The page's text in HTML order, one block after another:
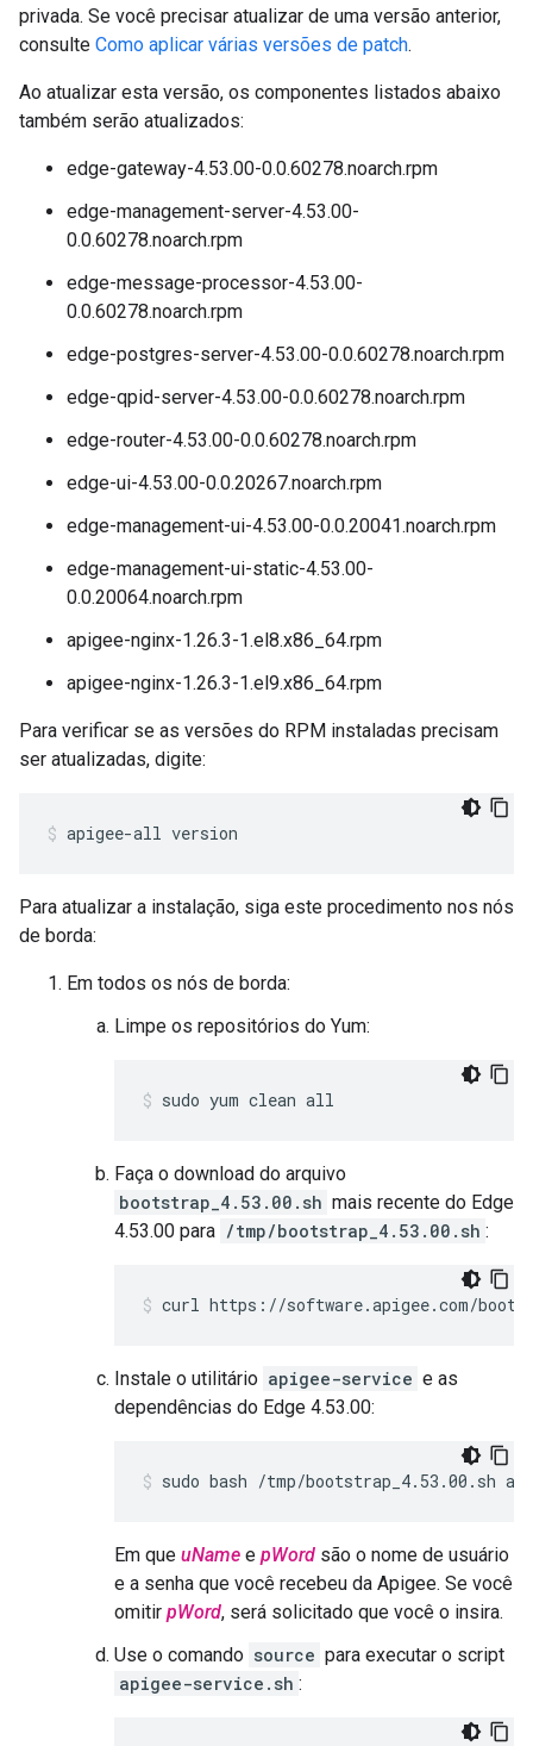
privada. Se você precisar atualizar de uma versão anterior,
consulte Como aplicar várias versões de patch.
Ao atualizar esta versão, os componentes listados abaixo
também serão atualizados:
edge-gateway-4.53.00-0.0.60278.noarch.rpm
edge-management-server-4.53.00-
0.0.60278.noarch.rpm
edge-message-processor-4.53.00-
0.0.60278.noarch.rpm
edge-postgres-server-4.53.00-0.0.60278.noarch.rpm
edge-qpid-server-4.53.00-0.0.60278.noarch.rpm
edge-router-4.53.00-0.0.60278.noarch.rpm
edge-ui-4.53.00-0.0.20267.noarch.rpm
edge-management-ui-4.53.00-0.0.20041.noarch.rpm
edge-management-ui-static-4.53.00-
0.0.20064.noarch.rpm
apigee-nginx-1.26.3-1.el8.x86_64.rpm
apigee-nginx-1.26.3-1.el9.x86_64.rpm
Para verificar se as versões do RPM instaladas precisam
ser atualizadas, digite:
apigee-all version
Para atualizar a instalação, siga este procedimento nos nós
de borda:
Em todos os nós de borda:
Limpe os repositórios do Yum:
sudo yum clean all
Faça o download do arquivo
bootstrap_4.53.00.sh mais recente do Edge
4.53.00 para /tmp/bootstrap_4.53.00.sh :
curl https://software.apigee.com/
Instale o utilitário apigee-service e as
dependências do Edge 4.53.00:
sudo bash /tmp/bootstrap_4.53.00.sh
Em que uName e pWord são o nome de usuário
e a senha que você recebeu da Apigee. Se você
omitir pWord, será solicitado que você o insira.
Use o comando source para executar o script
apigee-service.sh :